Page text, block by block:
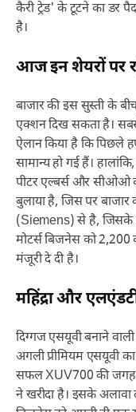
कैरी ट्रेड' के टूटने का डर
है।
आज इन शेयरों पर
बाजार की इस सुस्ती के
एक्शन दिख सकता है।
ऐलान किया है कि पिछले
सामान्य हो गई हैं।
पीटर एल्बर्स और सीओओ
बुलाया है, जिस पर
(Siemens) से है, जिसके
मोटर्स बिजनेस को 2,200
मंजूरी दे दी है।
महिंद्रा और
दिग्गज एसयूवी बनाने
अगली प्रीमियम एसयूवी
सफल XUV700 की जगह
ने खरीदा है। इसके अलावा